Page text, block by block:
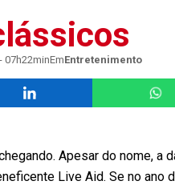
07h22minEmEntretenimento
Apesar do nome, a
Live Aid. Se no ano